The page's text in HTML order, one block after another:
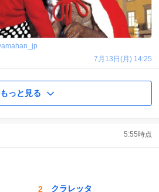
7月13日(月) 14:25
もっと見る
5:55時点
クラレッタ